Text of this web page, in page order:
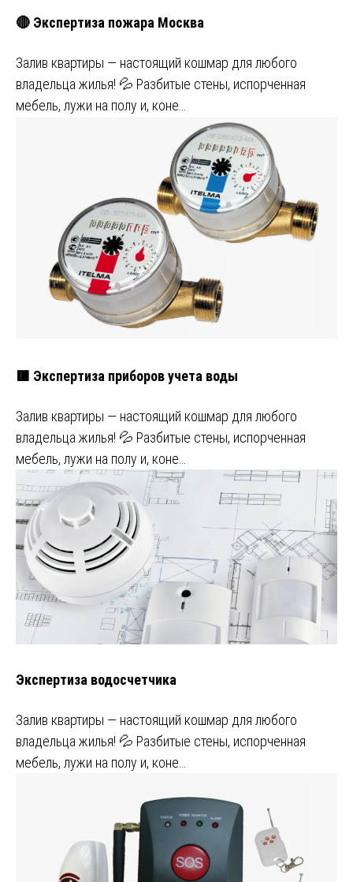
🔴 Экспертиза пожара Москва
Залив квартиры — настоящий кошмар для любого
владельца жилья! 💦 Разбитые стены, испорченная
мебель, лужи на полу и, коне…
🟥 Экспертиза приборов учета воды
Залив квартиры — настоящий кошмар для любого
владельца жилья! 💦 Разбитые стены, испорченная
мебель, лужи на полу и, коне…
Экспертиза водосчетчика
Залив квартиры — настоящий кошмар для любого
владельца жилья! 💦 Разбитые стены, испорченная
мебель, лужи на полу и, коне…